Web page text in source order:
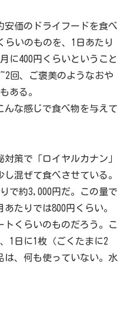
安価のドライフードを食べ
らいのものを、1日あたり
に400円くらいということ
回、ご褒美のようなおや
ある。
んな感じで食べ物を与えて
策で「ロイヤルカナン」
混ぜて食べさせている。
で約3,000円だ。この量で
たりでは800円くらい。
くらいのものだろう。こ
1日に1枚（ごくたまに2
は、何も使っていない。水